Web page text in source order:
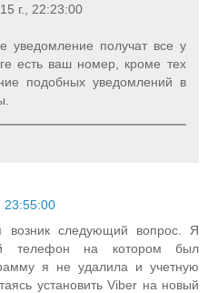
г., 22:23:00
уведомление получат все у
есть ваш номер, кроме тех
подобных уведомлений в
23:55:00
следующий вопрос. Я
телефон на котором был
я не удалила и учетную
установить Viber на новый